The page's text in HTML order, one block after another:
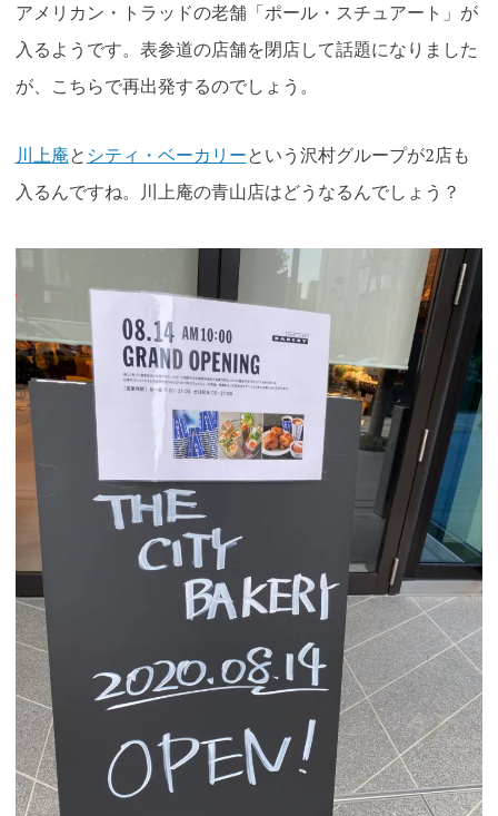
アメリカン・トラッドの老舗「ポール・スチュアート」が
入るようです。表参道の店舗を閉店して話題になりました
が、こちらで再出発するのでしょう。
川上庵と シティ・ベーカリーという沢村グループが2店も
入るんですね。川上庵の青山店はどうなるんでしょう？